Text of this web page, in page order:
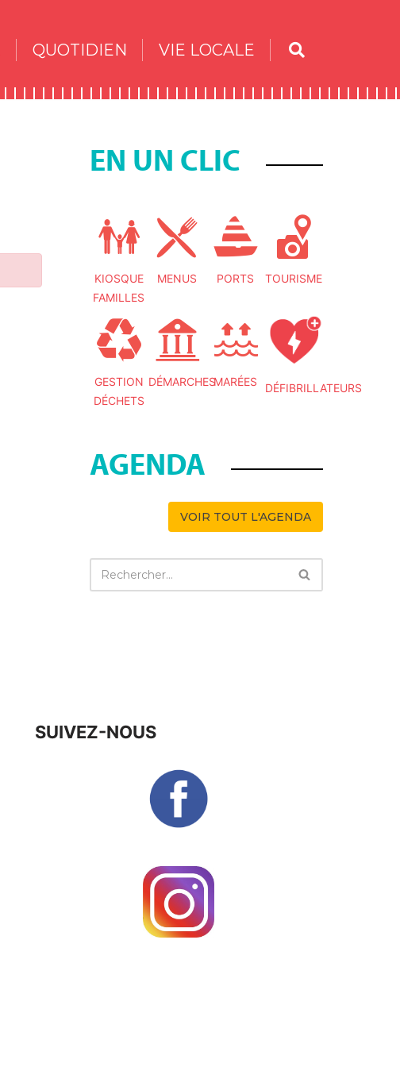
QUOTIDIEN VIE LOCALE
EN UN CLIC
KIOSQUE
FAMILLES
MENUS PORTS TOURISME
GESTION
DÉCHETS
DÉMARCHESMARÉES DÉFIBRILLATEURS
AGENDA
VOIR TOUT L'AGENDA
SUIVEZ-NOUS